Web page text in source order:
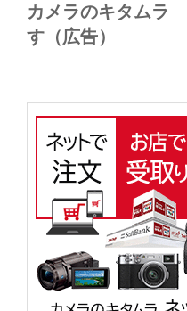
カメラのキタムラ
す（広告）